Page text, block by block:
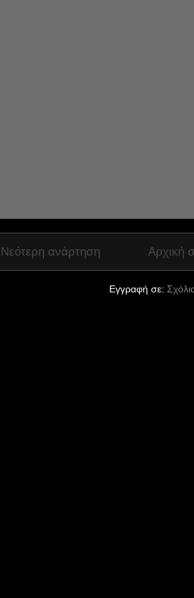
Νεότερη ανάρτηση Αρχική
Εγγραφή σε: